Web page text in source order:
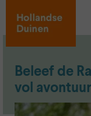
Beleef de
vol